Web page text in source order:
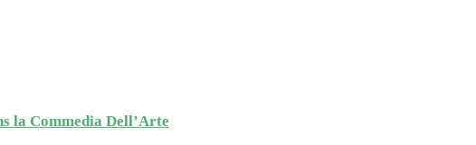
la Commedia Dell’Arte